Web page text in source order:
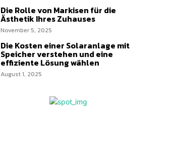
Die Rolle von Markisen für die
Ästhetik Ihres Zuhauses
November 5, 2025
Die Kosten einer Solaranlage mit
Speicher verstehen und eine
effiziente Lösung wählen
August 1, 2025